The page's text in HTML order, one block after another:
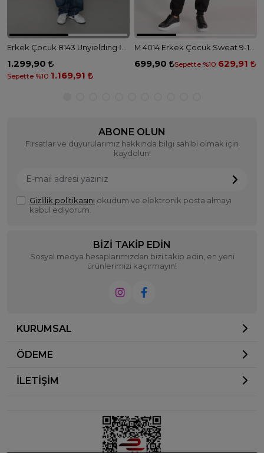
1.299,90
Sepette %10 1.169,91
699,90 Sepette %10 629,91
ABONE OLUN
Fırsatlar ve duyurularımız hakkında bilgi sahibi olmak için
kaydolun!
Gizlilik politikasını okudum ve elektronik posta almayı
kabul ediyorum.
BIZI TAKIP EDIN
Sosyal medya hesaplarımızdan bizi takip edin, en yeni
ürünlerimizi kaçırmayın!
KURUMSAL
ÖDEME
İLETİŞİM